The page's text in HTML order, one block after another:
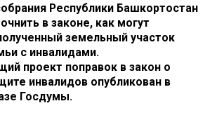
Республики Башкортостан
в законе, как могут
земельный участок
с инвалидами.
проект поправок в закон о
инвалидов опубликован в
Госдумы.